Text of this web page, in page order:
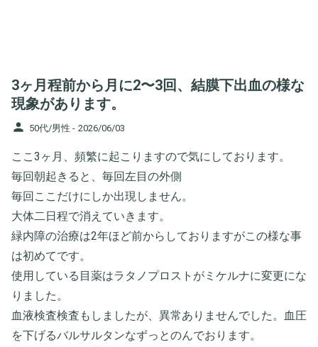
3ヶ月程前から月に2〜3回、結膜下出血の様な
現象があります。
person 50代/男性 - 2026/06/03
ここ3ヶ月、頻繁に起こりますので気にしております。
毎回朝起きると、毎回左目の外側
毎回ここだけにしか出現しません。
大体二日程で消えていきます。
緑内障の治療は2年ほど前からしておりますがこの様な事
は初めてです。
使用している目薬はラタノプロストがミケルナに変更にな
りました。
血液検査検査もしましたが、異常ありませんでした。血圧
を下げるバルサルタンなずっとのんでおります。